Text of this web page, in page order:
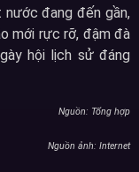
đang đến gần,
mới rực rỡ, đậm đà
hội lịch sử đáng
Nguồn: Tổng hợp
Nguồn ảnh: Internet